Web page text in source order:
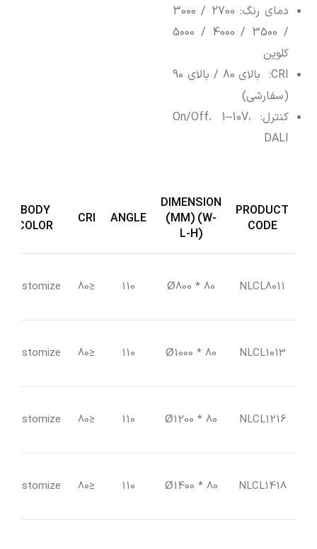
دمای رنگ: 2700 / 3000
/ 3500 / 4000 / 5000
کلوین
CRI: بالای 80 / بالای 90
(سفارشی)
کنترل: On/Off، 1–10V،
DALI
PRODUCT
CODE
DIMENSION
(MM) (W-
L-H)
ANGLE
CRI
BODY
COLOR
NLCL8011
80 * Ø800
110
≤80
Customize
NLCL1013
80 * Ø1000
110
≤80
Customize
NLCL1216
80 * Ø1200
110
≤80
Customize
NLCL1418
80 * Ø1400
110
≤80
Customize